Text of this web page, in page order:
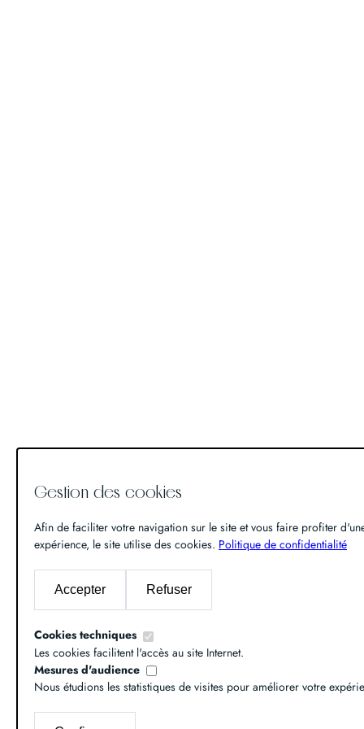
Gestion des cookies
Afin de faciliter votre navigation sur le site et vous faire profiter
expérience, le site utilise des cookies. Politique de confidentialité
Accepter Refuser
Cookies techniques
Les cookies facilitent l'accès au site Internet.
Mesures d'audience
Nous étudions les statistiques de visites pour améliorer votre